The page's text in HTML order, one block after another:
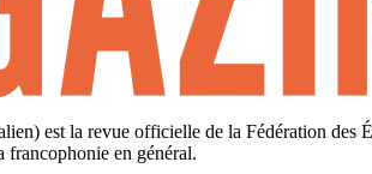
est la revue officielle de la Fédération
francophonie en général.